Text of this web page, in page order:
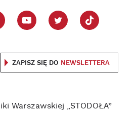
ZAPISZ SIĘ DO NEWSLETTERA
Warszawskiej „STODOŁA”